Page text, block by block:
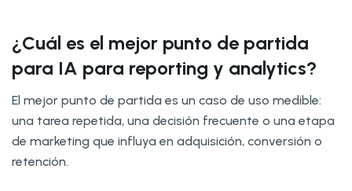
¿Cuál es el mejor punto de partida
para IA para reporting y analytics?
El mejor punto de partida es un caso de uso medible:
una tarea repetida, una decisión frecuente o una etapa
de marketing que influya en adquisición, conversión o
retención.